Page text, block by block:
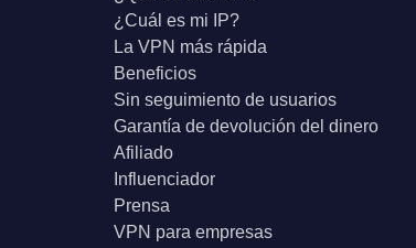
¿Cuál es mi IP?
La VPN más rápida
Beneficios
Sin seguimiento de usuarios
Garantía de devolución del dinero
Afiliado
Influenciador
Prensa
VPN para empresas